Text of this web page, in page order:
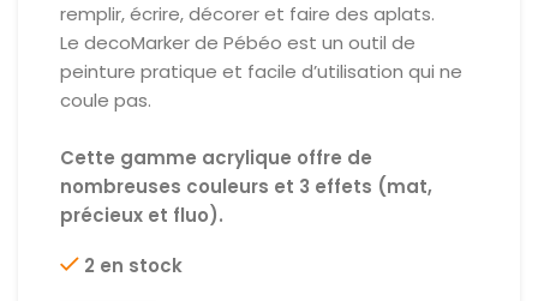
remplir, écrire, décorer et faire des aplats.
Le decoMarker de Pébéo est un outil de
peinture pratique et facile d’utilisation qui ne
coule pas.
Cette gamme acrylique offre de
nombreuses couleurs et 3 effets (mat,
précieux et fluo).
2 en stock